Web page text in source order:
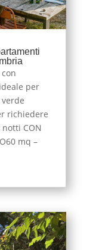
per
richiedere
CON
mq –